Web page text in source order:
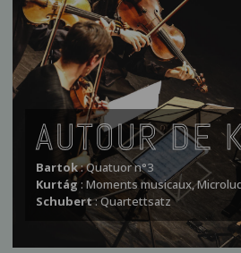
AUTOUR DE
Bartok:Quatuor n°3
Kurtág :Moments musicaux,
Schubert:Quartettsatz